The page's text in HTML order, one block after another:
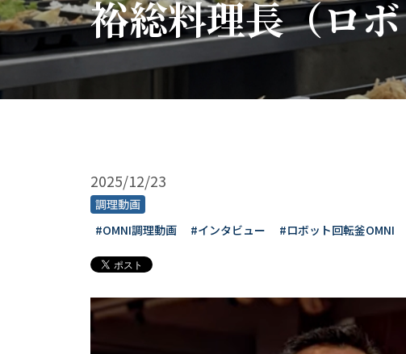
裕総料理長（ロ
2025/12/23
調理動画
#OMNI調理動画
#インタビュー #ロボット回転釜OMNI